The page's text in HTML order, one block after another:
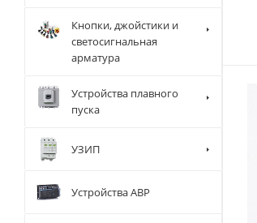
Кнопки, джойстики и
светосигнальная
арматура
Устройства плавного
пуска
УЗИП
Устройства АВР